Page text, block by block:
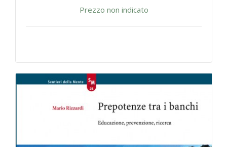
Prezzo non indicato